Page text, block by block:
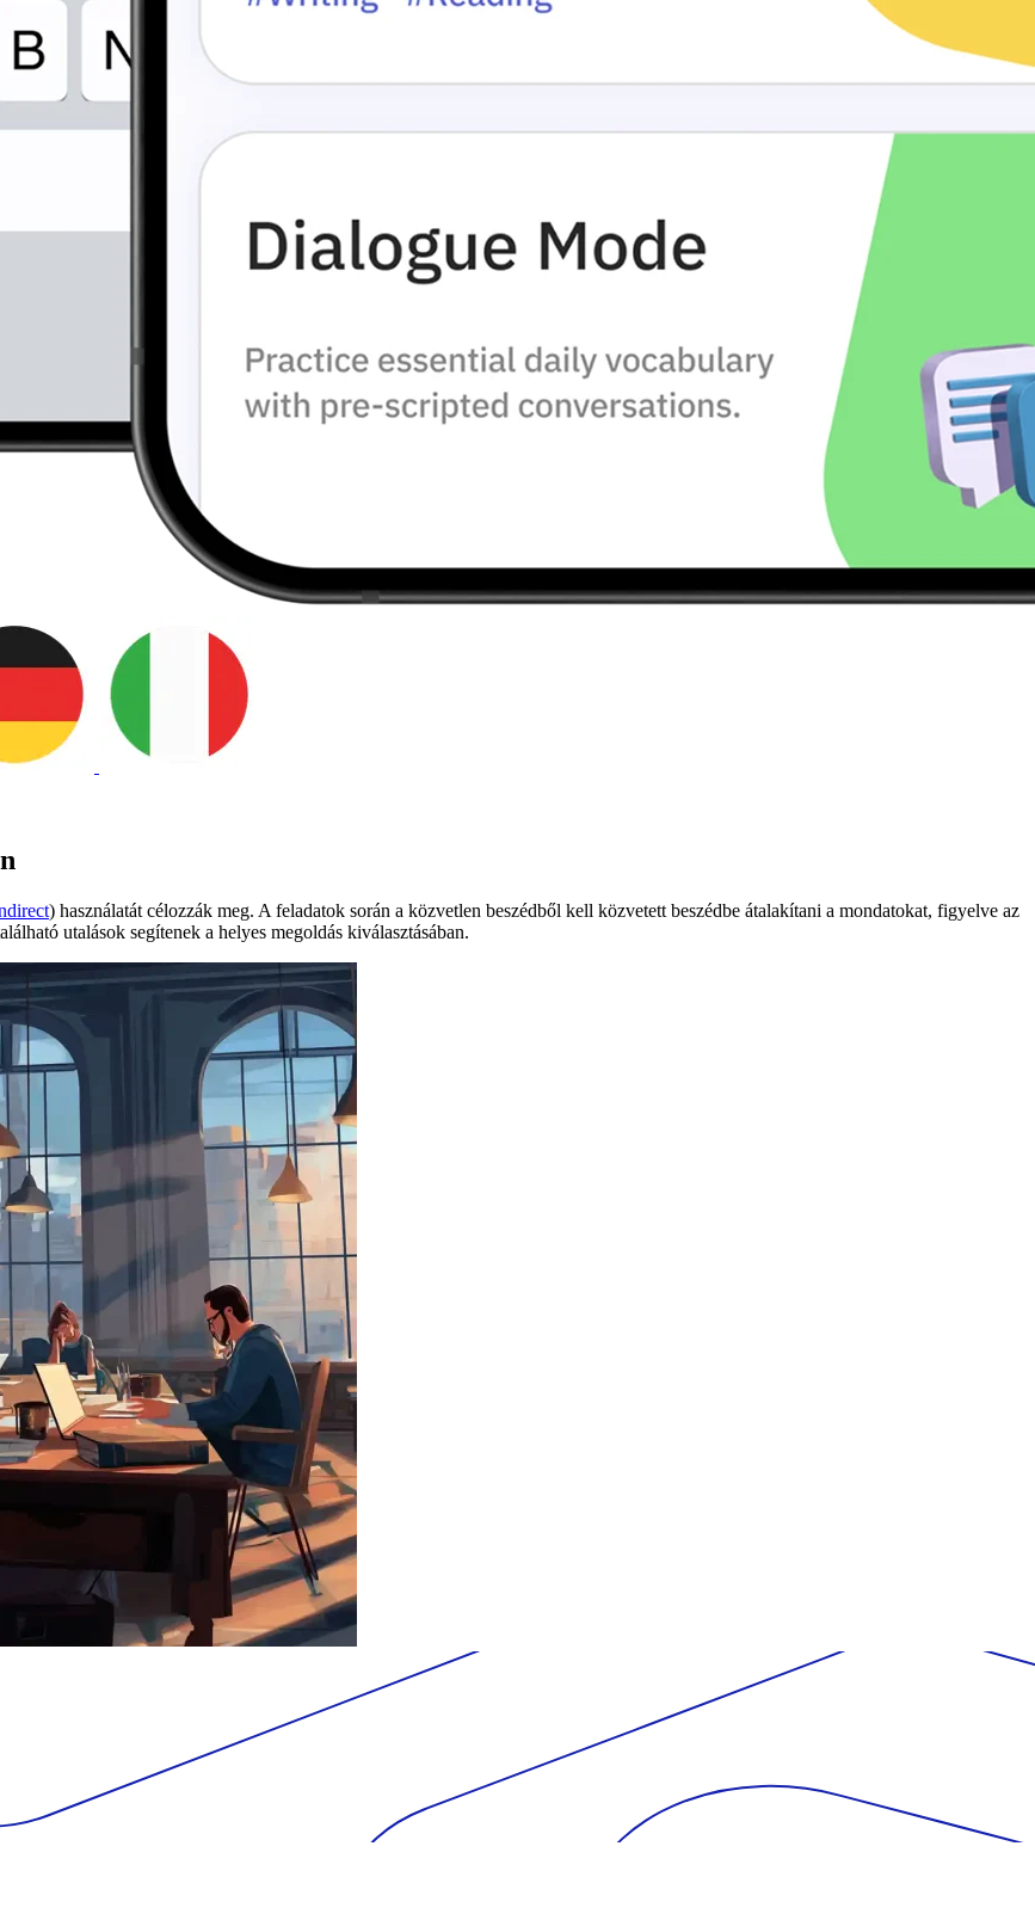
) használatát célozzák meg. A feladatok során a közvetlen beszédből kell közvetett beszédbe átalakítani a mondatokat, figyelve az
utalások segítenek a helyes megoldás kiválasztásában.